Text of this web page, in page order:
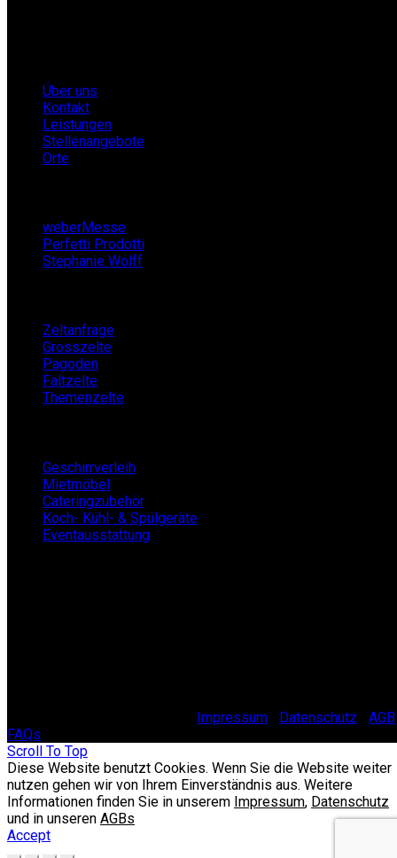
Über uns
Kontakt
Leistungen
Stellenangebote
Orte
weberMesse
Perfetti Prodotti
Stephanie Wolff
Zeltanfrage
Grosszelte
Pagoden
Faltzelte
Themenzelte
Geschirrverleih
Mietmöbel
Cateringzubehör
Koch- Kühl- & Spülgeräte
Eventausstattung
Impressum Datenschutz AGB
FAQs
Scroll To Top
Diese Website benutzt Cookies. Wenn Sie die Website weiter
nutzen gehen wir von Ihrem Einverständnis aus. Weitere
Informationen finden Sie in unserem Impressum, Datenschutz
und in unseren AGBs
Accept